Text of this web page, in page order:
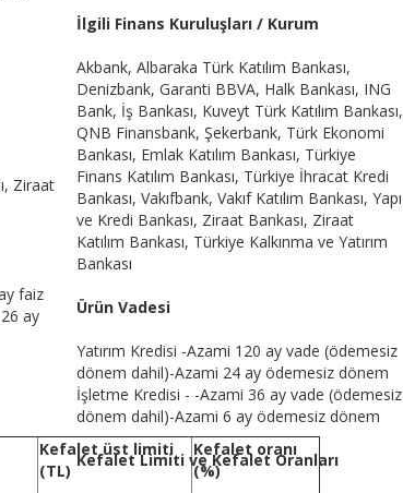
Ziraat
faiz
ay
Kefalet üst limiti
(TL)
Kefalet oranı
(%)
İlgili Finans Kuruluşları / Kurum
Akbank, Albaraka Türk Katılım Bankası,
Denizbank, Garanti BBVA, Halk Bankası, ING
Bank, İş Bankası, Kuveyt Türk Katılım Bankası,
QNB Finansbank, Şekerbank, Türk Ekonomi
Bankası, Emlak Katılım Bankası, Türkiye
Finans Katılım Bankası, Türkiye İhracat Kredi
Bankası, Vakıfbank, Vakıf Katılım Bankası, Yapı
ve Kredi Bankası, Ziraat Bankası, Ziraat
Katılım Bankası, Türkiye Kalkınma ve Yatırım
Bankası
Ürün Vadesi
Yatırım Kredisi -Azami 120 ay vade (ödemesiz
dönem dahil)-Azami 24 ay ödemesiz dönem
İşletme Kredisi - -Azami 36 ay vade (ödemesiz
dönem dahil)-Azami 6 ay ödemesiz dönem
Kefalet Limiti ve Kefalet Oranları